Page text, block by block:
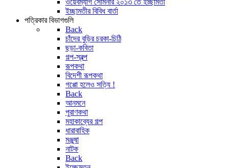
ওয়েবম্যাগ সেমিনার ২০১৩ তে ইচ্ছামতী
ইচ্ছামতীর বিবিধ বার্তা
পত্রিকার বিভাগগুলি
Back
চাঁদের বুড়ির চরকা-চিঠি
ছড়া-কবিতা
গল্প-স্বল্প
রূপকথা
বিদেশী রূপকথা
গপ্পো হলেও সত্যি !
Back
আনমনে
পুরাণকথা
মহাকাব্যের গল্প
ধারাবাহিক
মঞ্জুষা
নাটক
Back